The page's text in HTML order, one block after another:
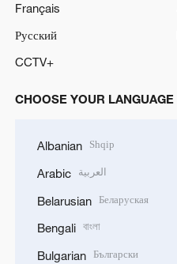
Français
Русский
CCTV+
CHOOSE YOUR LANGUAGE
Albanian Shqip
Arabic العربية
Belarusian Беларуская
Bengali বাংলা
Bulgarian Български